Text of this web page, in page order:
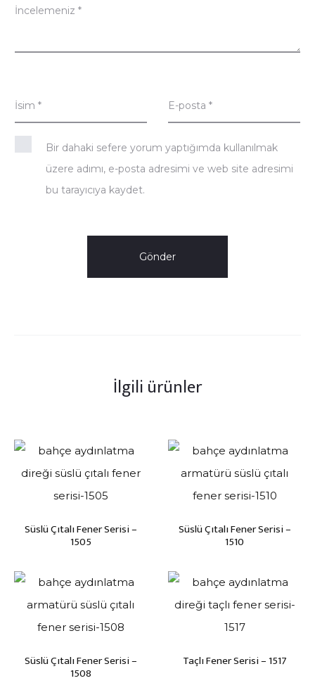
m
r
İncelemeniz *
İsim * E-posta *
Bir dahaki sefere yorum yaptığımda kullanılmak
üzere adımı, e-posta adresimi ve web site adresimi
bu tarayıcıya kaydet.
İlgili ürünler
Süslü Çıtalı Fener Serisi –
1505
Süslü Çıtalı Fener Serisi –
1510
Süslü Çıtalı Fener Serisi –
1508
Taçlı Fener Serisi – 1517